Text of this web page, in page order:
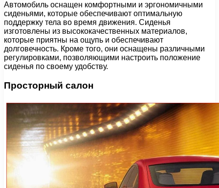
Автомобиль оснащен комфортными и эргономичными
сиденьями, которые обеспечивают оптимальную
поддержку тела во время движения. Сиденья
изготовлены из высококачественных материалов,
которые приятны на ощупь и обеспечивают
долговечность. Кроме того, они оснащены различными
регулировками, позволяющими настроить положение
сиденья по своему удобству.
Просторный салон